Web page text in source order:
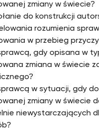
zmiany w świecie?
do konstrukcji
rozumienia
w przebieg
gdy opisana w
zmiana w świecie
w sytuacji, gdy
zmiany w świecie
niewystarczających